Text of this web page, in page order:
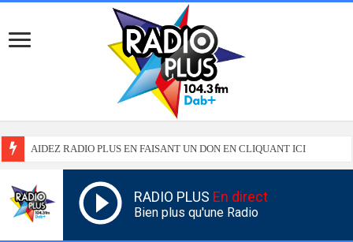
AIDEZ RADIO PLUS EN FAISANT UN DON EN CLIQUANT ICI
RADIO PLUS En direct
Bien plus qu'une Radio